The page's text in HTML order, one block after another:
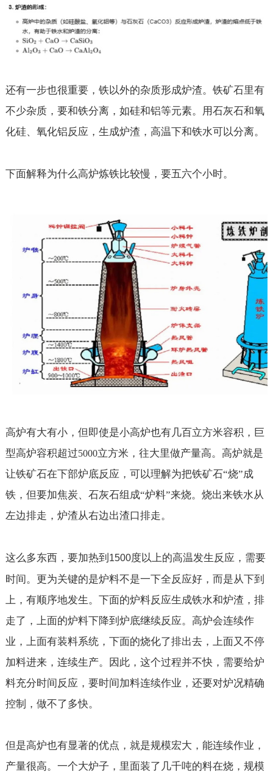
还有一步也很重要，铁以外的杂质形成炉渣。铁矿石里有
不少杂质，要和铁分离，如硅和铝等元素。用石灰石和氧
化硅、氧化铝反应，生成炉渣，高温下和铁水可以分离。
下面解释为什么高炉炼铁比较慢，要五六个小时。
高炉有大有小，但即使是小高炉也有几百立方米容积，巨
型高炉容积超过5000立方米，往大里做产量高。高炉就是
让铁矿石在下部炉底反应，可以理解为把铁矿石“烧”成
铁，但要加焦炭、石灰石组成“炉料”来烧。烧出来铁水从
左边排走，炉渣从右边出渣口排走。
这么多东西，要加热到 1500度以上的高温发生反应，需要
时间。更为关键的是炉料不是一下全反应好，而是从下到
上，有顺序地发生。下面的炉料反应生成铁水和炉渣，排
走了，上面的炉料下降到炉底继续反应。高炉会连续作
业，上面有装料系统，下面的烧化了排出去，上面又不停
加料进来，连续生产。因此，这个过程并不快，需要给炉
料充分时间反应，要时间加料连续作业，还要对炉况精确
控制，做不了多快。
但是高炉也有显著的优点，就是规模宏大，能连续作业，
产量很高。一个大炉子，里面装了几千吨的料在烧，规模